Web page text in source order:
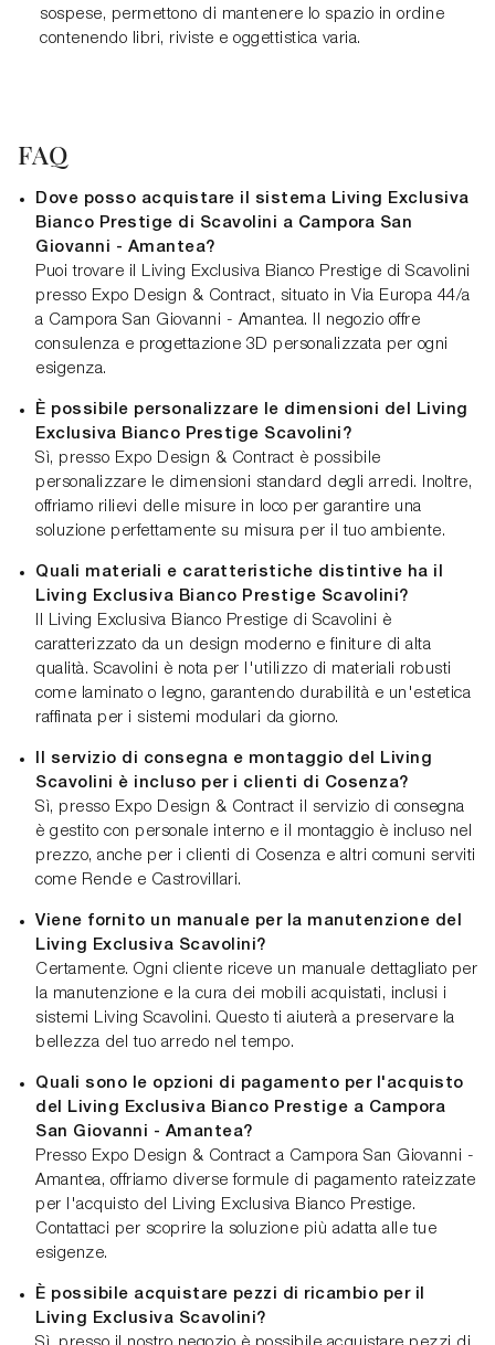
sospese, permettono di mantenere lo spazio in ordine
contenendo libri, riviste e oggettistica varia.
FAQ
Dove posso acquistare il sistema Living Exclusiva
Bianco Prestige di Scavolini a Campora San
Giovanni - Amantea?
Puoi trovare il Living Exclusiva Bianco Prestige di Scavolini
presso Expo Design & Contract, situato in Via Europa 44/a
a Campora San Giovanni - Amantea. Il negozio offre
consulenza e progettazione 3D personalizzata per ogni
esigenza.
È possibile personalizzare le dimensioni del Living
Exclusiva Bianco Prestige Scavolini?
Sì, presso Expo Design & Contract è possibile
personalizzare le dimensioni standard degli arredi. Inoltre,
offriamo rilievi delle misure in loco per garantire una
soluzione perfettamente su misura per il tuo ambiente.
Quali materiali e caratteristiche distintive ha il
Living Exclusiva Bianco Prestige Scavolini?
Il Living Exclusiva Bianco Prestige di Scavolini è
caratterizzato da un design moderno e finiture di alta
qualità. Scavolini è nota per l'utilizzo di materiali robusti
come laminato o legno, garantendo durabilità e un'estetica
raffinata per i sistemi modulari da giorno.
Il servizio di consegna e montaggio del Living
Scavolini è incluso per i clienti di Cosenza?
Sì, presso Expo Design & Contract il servizio di consegna
è gestito con personale interno e il montaggio è incluso nel
prezzo, anche per i clienti di Cosenza e altri comuni serviti
come Rende e Castrovillari.
Viene fornito un manuale per la manutenzione del
Living Exclusiva Scavolini?
Certamente. Ogni cliente riceve un manuale dettagliato per
la manutenzione e la cura dei mobili acquistati, inclusi i
sistemi Living Scavolini. Questo ti aiuterà a preservare la
bellezza del tuo arredo nel tempo.
Quali sono le opzioni di pagamento per l'acquisto
del Living Exclusiva Bianco Prestige a Campora
San Giovanni - Amantea?
Presso Expo Design & Contract a Campora San Giovanni -
Amantea, offriamo diverse formule di pagamento rateizzate
per l'acquisto del Living Exclusiva Bianco Prestige.
Contattaci per scoprire la soluzione più adatta alle tue
esigenze.
È possibile acquistare pezzi di ricambio per il
Living Exclusiva Scavolini?